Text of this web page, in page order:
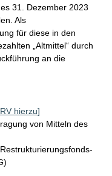
31. Dezember 2023
Als
für diese in den
„Altmittel“ durch
an die
hierzu]
von Mitteln des